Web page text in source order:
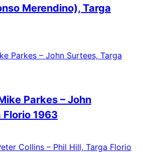
Merendino), Targa
Parkes – John
Florio 1963